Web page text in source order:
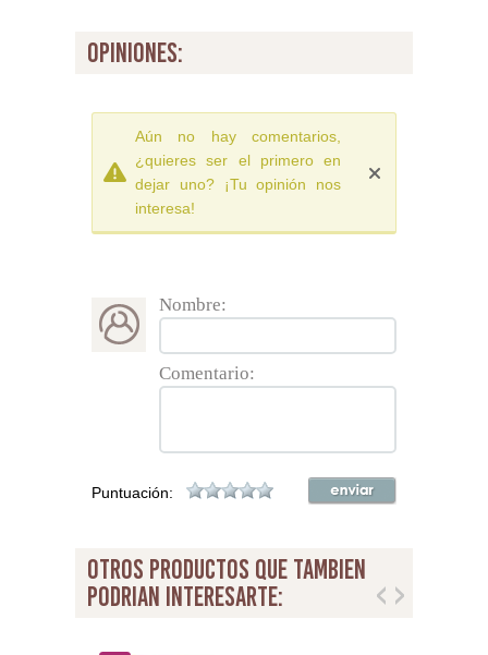
opiniones:
Aún no hay comentarios,
¿quieres ser el primero en
dejar uno? ¡Tu opinión nos
interesa!
Nombre:
Comentario:
Puntuación:
otros productos que tambien
podrian interesarte: